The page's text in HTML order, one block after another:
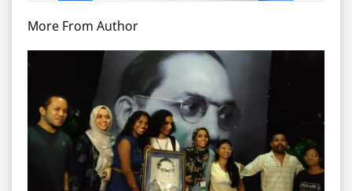
More From Author